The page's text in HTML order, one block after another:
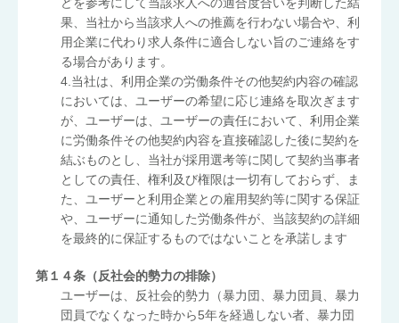
果、当社から当該求人への推薦を行わない場合や、利
用企業に代わり求人条件に適合しない旨のご連絡をす
る場合があります。
4.当社は、利用企業の労働条件その他契約内容の確認
においては、ユーザーの希望に応じ連絡を取次ぎます
が、ユーザーは、ユーザーの責任において、利用企業
に労働条件その他契約内容を直接確認した後に契約を
結ぶものとし、当社が採用選考等に関して契約当事者
としての責任、権利及び権限は一切有しておらず、ま
た、ユーザーと利用企業との雇用契約等に関する保証
や、ユーザーに通知した労働条件が、当該契約の詳細
を最終的に保証するものではないことを承諾します
第１４条（反社会的勢力の排除）
ユーザーは、反社会的勢力（暴力団、暴力団員、暴力
団員でなくなった時から5年を経過しない者、暴力団